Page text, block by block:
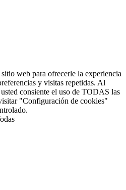
web para ofrecerle la experiencia
y visitas repetidas. Al
consiente el uso de TODAS las
"Configuración de cookies"